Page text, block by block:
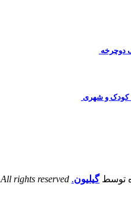
دوچرخه
کودک و شهری
توسطگیلیون.
All rights reserved